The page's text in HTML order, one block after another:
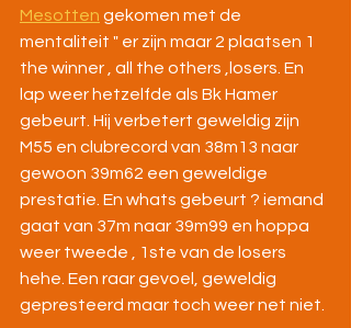
Mesotten gekomen met de
mentaliteit " er zijn maar 2 plaatsen 1
the winner , all the others ,losers. En
lap weer hetzelfde als Bk Hamer
gebeurt. Hij verbetert geweldig zijn
M55 en clubrecord van 38m13 naar
gewoon 39m62 een geweldige
prestatie. En whats gebeurt ? iemand
gaat van 37m naar 39m99 en hoppa
weer tweede , 1ste van de losers
hehe. Een raar gevoel, geweldig
gepresteerd maar toch weer net niet.